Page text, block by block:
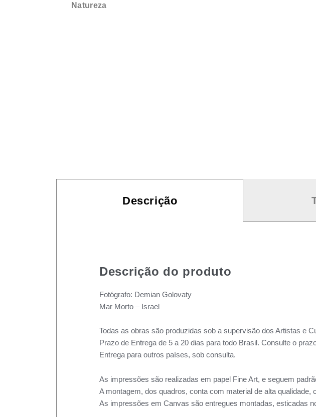
Natureza
Descrição
Descrição do produto
Fotógrafo: Demian Golovaty
Mar Morto – Israel
Todas as obras são produzidas sob a supervisão dos Artistas e
Prazo de Entrega de 5 a 20 dias para todo Brasil. Consulte o
Entrega para outros países, sob consulta.
As impressões são realizadas em papel Fine Art, e seguem
A montagem, dos quadros, conta com material de alta
As impressões em Canvas são entregues montadas, esticadas